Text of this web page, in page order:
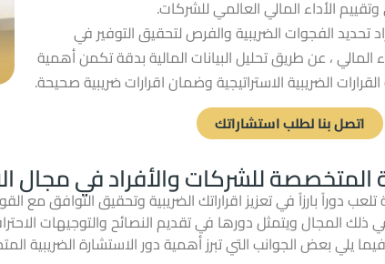
الأداء المالي العالمي للشركات.
تحديد الفجوات الضريبية والفرص لتحقيق التوفير في
المالي ، عن طريق تحليل البيانات المالية بدقة تكمن أهمية
الضريبية الاستراتيجية وضمان اقرارات ضريبية صحيحة.
اتصل بنا لطلب استشاراتك
المتخصصة للشركات والأفراد في مجال
دوراً بارزاً في تعزيز اقراراتك الضريبية وتحقيق التوافق مع
المجال ويتمثل دورها في تقديم النصائح والتوجيهات
يلي بعض الجوانب التي تبرز أهمية دور الاستشارة الضريبية